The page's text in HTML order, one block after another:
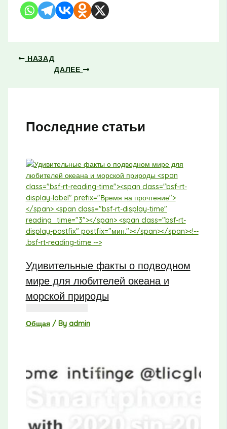
НАЗАД
ДАЛЕЕ
Последние статьи
Удивительные факты о подводном
мире для любителей океана и
морской природы
Общая/ By admin